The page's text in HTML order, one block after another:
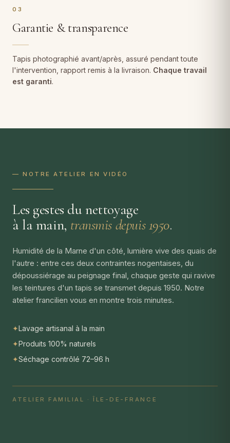
03
Garantie & transparence
Tapis photographié avant/après, assuré pendant toute
l'intervention, rapport remis à la livraison. Chaque travail
est garanti.
— NOTRE ATELIER EN VIDÉO
Les gestes du nettoyage
à la main, transmis depuis 1950.
Humidité de la Marne d'un côté, lumière vive des quais de
l'autre : entre ces deux contraintes nogentaises, du
dépoussiérage au peignage final, chaque geste qui ravive
les teintures d'un tapis se transmet depuis 1950. Notre
atelier francilien vous en montre trois minutes.
✦Lavage artisanal à la main
✦Produits 100% naturels
✦Séchage contrôlé 72–96 h
ATELIER FAMILIAL · ÎLE-DE-FRANCE